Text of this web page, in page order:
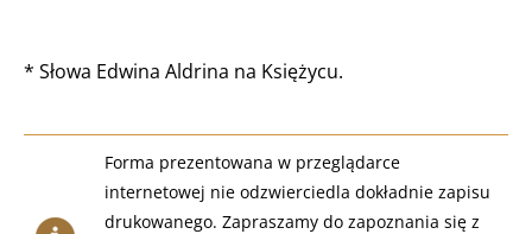
* Słowa Edwina Aldrina na Księżycu.
Forma prezentowana w przeglądarce
internetowej nie odzwierciedla dokładnie zapisu
drukowanego. Zapraszamy do zapoznania się z